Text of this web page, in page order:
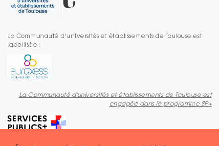
La Communauté d'universités et établissements de Toulouse est
labellisée :
La Communauté d'universités et établissements de Toulouse est
engagée dans le programme SP+